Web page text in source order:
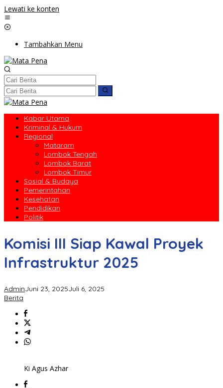
Lewati ke konten
Tambahkan Menu
Kabar Utama
Kriminal & Hukum
Regional
Mataram
Lombok Tengah
Lombok Barat
Lombok Timur
Sosial & Budaya
Pemerintahan
Kesehatan
Pendidikan
Politik
Komisi III Siap Kawal Proyek
Infrastruktur 2025
AdminJuni 23, 2025Juli 6, 2025
Berita
Ki Agus Azhar